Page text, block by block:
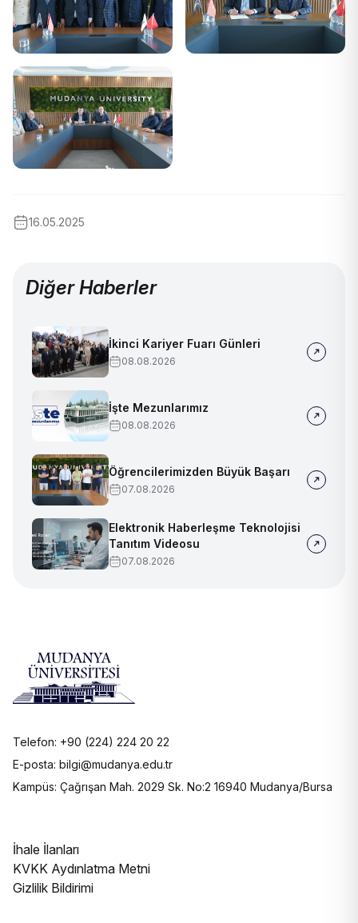
16.05.2025
Diğer Haberler
İkinci Kariyer Fuarı Günleri
08.08.2026
İşte Mezunlarımız
08.08.2026
Öğrencilerimizden Büyük Başarı
07.08.2026
Elektronik Haberleşme Teknolojisi
Tanıtım Videosu
07.08.2026
Telefon: +90 (224) 224 20 22
E-posta: bilgi@mudanya.edu.tr
Kampüs: Çağrışan Mah. 2029 Sk. No:2 16940 Mudanya/Bursa
İhale İlanları
KVKK Aydınlatma Metni
Gizlilik Bildirimi